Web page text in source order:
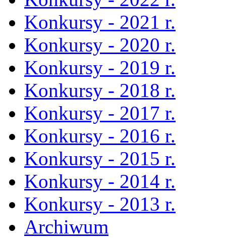
Konkursy - 2021 r.
Konkursy - 2020 r.
Konkursy - 2019 r.
Konkursy - 2018 r.
Konkursy - 2017 r.
Konkursy - 2016 r.
Konkursy - 2015 r.
Konkursy - 2014 r.
Konkursy - 2013 r.
Archiwum